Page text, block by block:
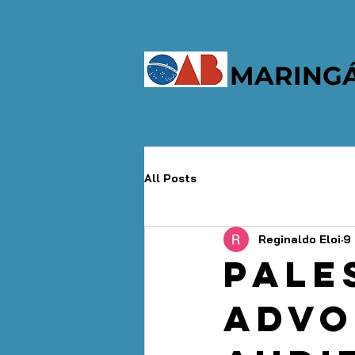
All Posts
Reginaldo Eloi 9